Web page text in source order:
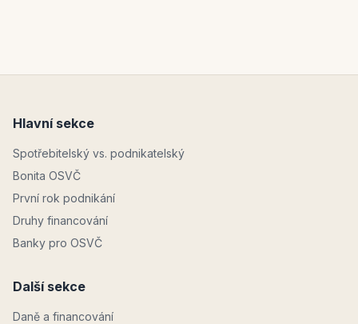
Hlavní sekce
Spotřebitelský vs. podnikatelský
Bonita OSVČ
První rok podnikání
Druhy financování
Banky pro OSVČ
Další sekce
Daně a financování